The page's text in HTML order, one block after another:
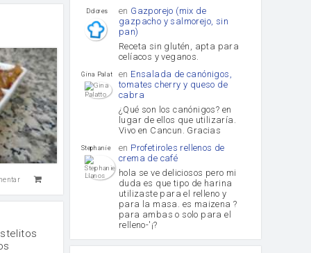
Dolores en Gazporejo (mix de
gazpacho y salmorejo, sin
pan)
Receta sin glutén, apta para
celíacos y veganos.
Gina Palatto en Ensalada de canónigos,
tomates cherry y queso de
cabra
¿Qué son los canónigos? en
lugar de ellos que utilizaría.
Vivo en Cancun. Gracias
Stephanie Llanos
en Profetiroles rellenos de
crema de café
hola se ve deliciosos pero mi
duda es que tipo de harina
utilizaste para el relleno y
para la masa. es maizena ?
para ambas o solo para el
relleno-'¡?